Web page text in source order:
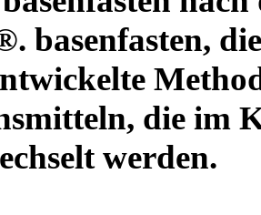
basenfasten,
die im
werden.